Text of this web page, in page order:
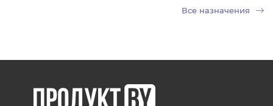
Все назначения